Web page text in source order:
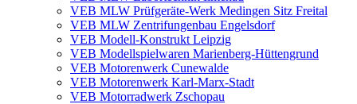
VEB MLW Prüfgeräte-Werk Medingen Sitz Freital
VEB MLW Zentrifungenbau Engelsdorf
VEB Modell-Konstrukt Leipzig
VEB Modellspielwaren Marienberg-Hüttengrund
VEB Motorenwerk Cunewalde
VEB Motorenwerk Karl-Marx-Stadt
VEB Motorradwerk Zschopau